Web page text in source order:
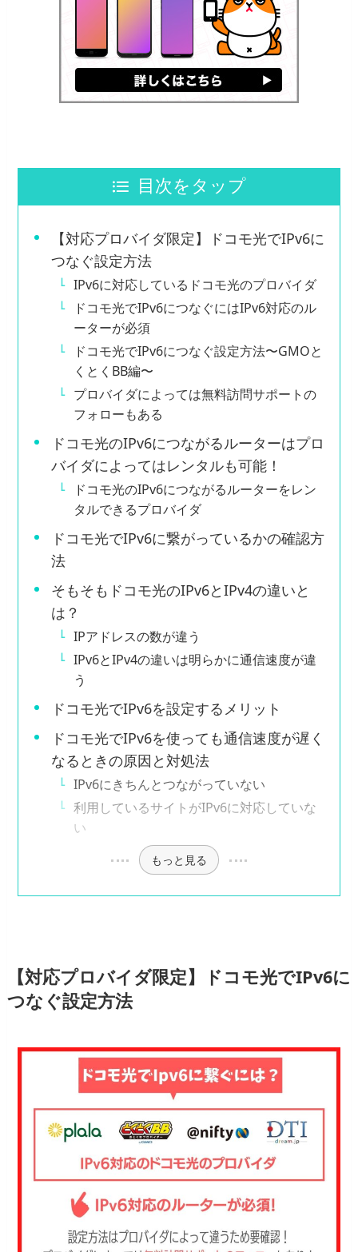
目次をタップ
【対応プロバイダ限定】ドコモ光でIPv6に
つなぐ設定方法
IPv6に対応しているドコモ光のプロバイダ
ドコモ光でIPv6につなぐにはIPv6対応のル
ーターが必須
ドコモ光でIPv6につなぐ設定方法〜GMOと
くとくBB編〜
プロバイダによっては無料訪問サポートの
フォローもある
ドコモ光のIPv6につながるルーターはプロ
バイダによってはレンタルも可能！
ドコモ光のIPv6につながるルーターをレン
タルできるプロバイダ
ドコモ光でIPv6に繋がっているかの確認方
法
そもそもドコモ光のIPv6とIPv4の違いと
は？
IPアドレスの数が違う
IPv6とIPv4の違いは明らかに通信速度が違
う
ドコモ光でIPv6を設定するメリット
ドコモ光でIPv6を使っても通信速度が遅く
なるときの原因と対処法
IPv6にきちんとつながっていない
利用しているサイトがIPv6に対応していな
い
もっと見る
【対応プロバイダ限定】ドコモ光でIPv6に
つなぐ設定方法